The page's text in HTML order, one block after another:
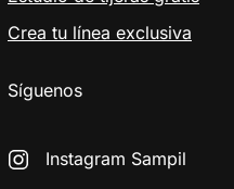
Crea tu línea exclusiva
Síguenos
Instagram Sampil